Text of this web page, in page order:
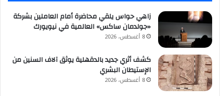
زاهي حواس يلقي محاضرة أمام العاملين بشركة
«جولدمان ساكس» العالمية في نيويورك
8 أغسطس، 2026
كشف أثري جديد بالدقهلية يوثق آلاف السنين من
الإستيطان البشري
8 أغسطس، 2026